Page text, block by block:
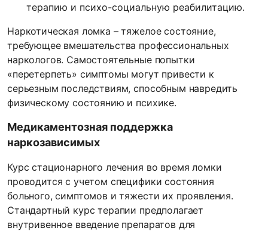
терапию и психо-социальную реабилитацию.
Наркотическая ломка – тяжелое состояние,
требующее вмешательства профессиональных
наркологов. Самостоятельные попытки
«перетерпеть» симптомы могут привести к
серьезным последствиям, способным навредить
физическому состоянию и психике.
Медикаментозная поддержка
наркозависимых
Курс стационарного лечения во время ломки
проводится с учетом специфики состояния
больного, симптомов и тяжести их проявления.
Стандартный курс терапии предполагает
внутривенное введение препаратов для